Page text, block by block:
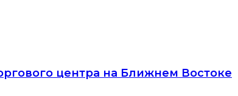
центра на Ближнем Востоке